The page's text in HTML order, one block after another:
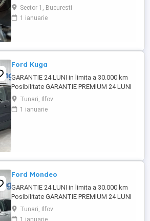
creștere an fabricație 2020 ,anul trecut a
ieșit din garanție, revizie efectuată la
30000 de km ,schimb ulei și filtre.Climă
electrice, oglinzi electrice ,rabatabile ...
Sector 1, Bucuresti
1 ianuarie
Ford Kuga
GARANTIE 24 LUNI in limita a 30.000 km
Posibilitate GARANTIE PREMIUM 24 LUNI
in limita a 50.000 km Posibilitate finantare
cu avans 0% pe o perioada de maxim 6 ani
Aprobare garantata credit pentru
Tunari, Ilfov
1 ianuarie
Ford Mondeo
GARANTIE 24 LUNI in limita a 30.000 km
Posibilitate GARANTIE PREMIUM 24 LUNI
in limita a 50.000 km Posibilitate finantare
cu avans 0% pe o perioada de maxim 6 ani
Tunari, Ilfov
1 ianuarie